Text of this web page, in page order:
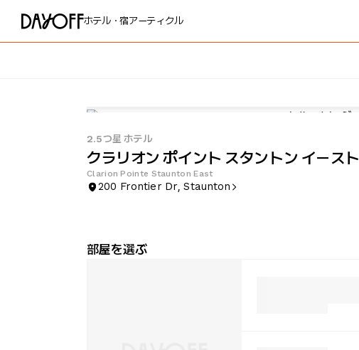
ホテル・宿アーティクル
2.5つ星 ホテル
クラリオン ポイント スタントン イースト
Clarion Pointe Staunton East
200 Frontier Dr, Staunton
部屋を選ぶ